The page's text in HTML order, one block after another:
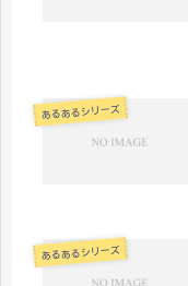
あるあるシリーズ
あるあるシリーズ